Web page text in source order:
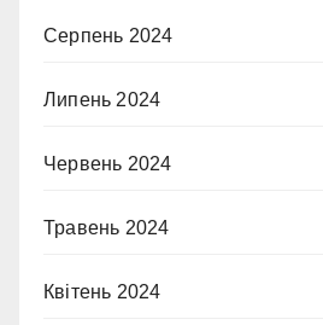
Серпень 2024
Липень 2024
Червень 2024
Травень 2024
Квітень 2024